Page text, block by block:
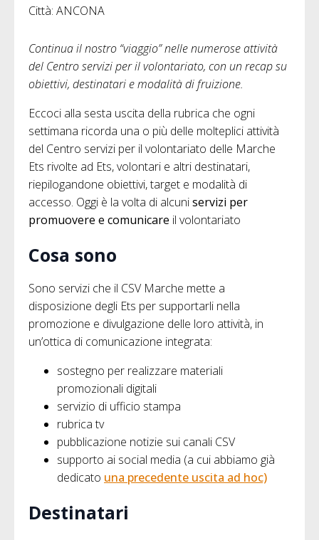
Città: ANCONA
Continua il nostro “viaggio” nelle numerose attività
del Centro servizi per il volontariato, con un recap su
obiettivi, destinatari e modalità di fruizione.
Eccoci alla sesta uscita della rubrica che ogni
settimana ricorda una o più delle molteplici attività
del Centro servizi per il volontariato delle Marche
Ets rivolte ad Ets, volontari e altri destinatari,
riepilogandone obiettivi, target e modalità di
accesso. Oggi è la volta di alcuniservizi per
promuovere e comunicare il volontariato
Cosa sono
Sono servizi che il CSV Marche mette a
disposizione degli Ets per supportarli nella
promozione e divulgazione delle loro attività, in
un’ottica di comunicazione integrata:
sostegno per realizzare materiali
promozionali digitali
servizio di ufficio stampa
rubrica tv
pubblicazione notizie sui canali CSV
supporto ai social media (a cui abbiamo già
dedicato una precedente uscita ad hoc)
Destinatari